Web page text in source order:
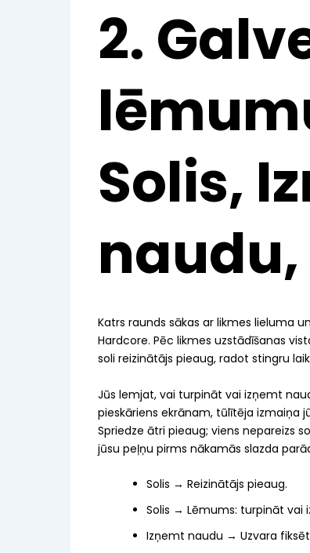
2.
Solis,
Katrs raunds sākas ar likmes lieluma
Hardcore. Pēc likmes uzstādīšanas
soli reizinātājs pieaug, radot stingru
Jūs lemjat, vai turpināt vai izņemt
pieskāriens ekrānam, tūlītēja izmaiņa
Spriedze ātri pieaug; viens nepareizs
jūsu peļņu pirms nākamās slazda
Solis → Reizinātājs pieaug.
Solis → Lēmums: turpināt vai
Izņemt naudu → Uzvara